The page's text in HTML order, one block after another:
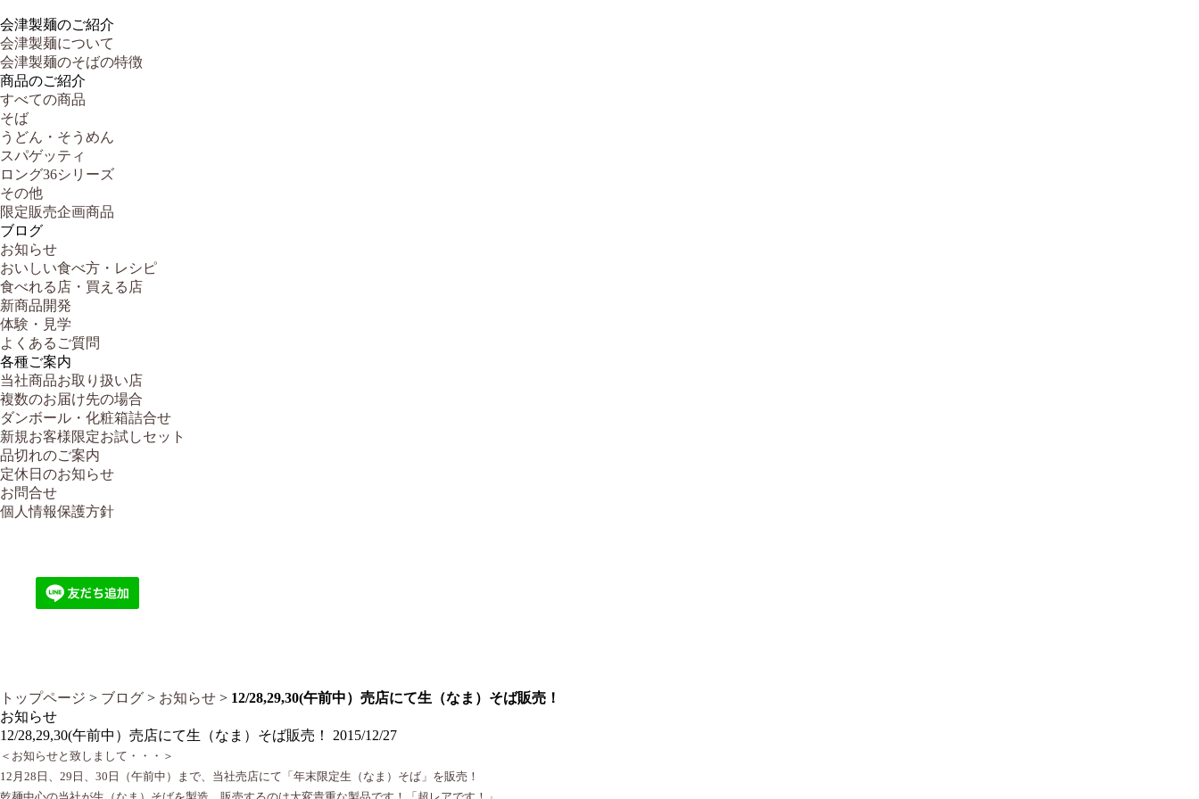
会津製麺のご紹介
会津製麺について
会津製麺のそばの特徴
商品のご紹介
すべての商品
そば
うどん・そうめん
スパゲッティ
ロング36シリーズ
その他
限定販売企画商品
ブログ
お知らせ
おいしい食べ方・レシピ
食べれる店・買える店
新商品開発
体験・見学
よくあるご質問
各種ご案内
当社商品お取り扱い店
複数のお届け先の場合
ダンボール・化粧箱詰合せ
新規お客様限定お試しセット
品切れのご案内
定休日のお知らせ
お問合せ
個人情報保護方針
トップページ > ブログ > お知らせ > 12/28,29,30(午前中）売店にて生（なま）そば販売！
お知らせ
12/28,29,30(午前中）売店にて生（なま）そば販売！ 2015/12/27
＜お知らせと致しまして・・・＞
12月28日、29日、30日（午前中）まで、当社売店にて「年末限定生（なま）そば」を販売！